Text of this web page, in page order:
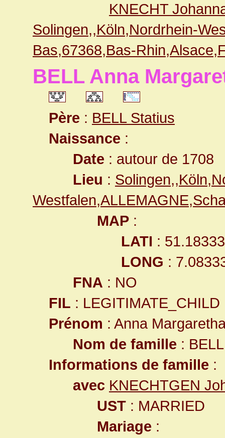
KNECHT
Solingen,,Köln,Nordrhein-
Bas,67368,Bas-
BELL Anna
Père : BELL Statius
Naissance :
Date : autour de 1708
Lieu :
MAP :
LATI :
LONG :
FNA : NO
FIL : LEGITIMATE_CHILD
Prénom : Anna
Nom de famille : BELL
Informations de famille :
avec KNECHTGEN
UST : MARRIED
Mariage :